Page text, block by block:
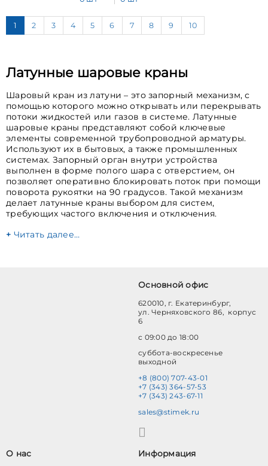
1 2 3 4 5 6 7 8 9 10
Латунные шаровые краны
Шаровый кран из латуни – это запорный механизм, с
помощью которого можно открывать или перекрывать
потоки жидкостей или газов в системе. Латунные
шаровые краны представляют собой ключевые
элементы современной трубопроводной арматуры.
Используют их в бытовых, а также промышленных
системах. Запорный орган внутри устройства
выполнен в форме полого шара с отверстием, он
позволяет оперативно блокировать поток при помощи
поворота рукоятки на 90 градусов. Такой механизм
делает латунные краны выбором для систем,
требующих частого включения и отключения.
Читать далее…
Основной офис
620010, г. Екатеринбург,
ул. Черняховского 86, корпус
6
с 09:00 до 18:00
суббота-воскресенье
выходной
+8 (800) 707-43-01
+7 (343) 364-57-53
+7 (343) 243-67-11
sales@stimek.ru
О нас Информация